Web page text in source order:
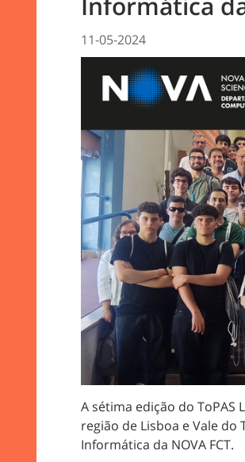
11-05-2024
A sétima edição do ToPAS
região de Lisboa e Vale
Informática da NOVA FCT.